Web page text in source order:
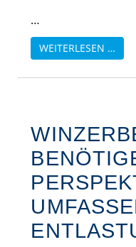
…
WEITERLESEN …